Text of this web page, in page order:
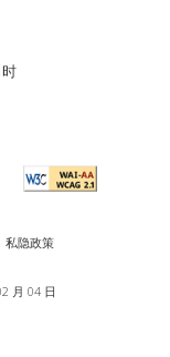
私隐政策
月 04 日